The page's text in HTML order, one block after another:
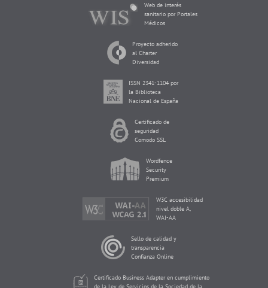
Web de interés
sanitario por Portales
Médicos
Proyecto adherido
al Charter
Diversidad
ISSN 2341-1104 por
la Biblioteca
Nacional de España
Certificado de
seguridad
Comodo SSL
Wordfence
Security
Premium
W3C accesibilidad
nivel doble A,
WAI-AA
Sello de calidad y
transparencia
Confianza Online
Certificado Business Adapter en cumplimiento
de la Ley de Servicios de la Sociedad de la